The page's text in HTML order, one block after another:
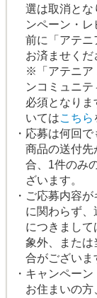
選は取消とな
ンペーン・
前に「アテニ
お済ませくだ
※「アテニア
ンコミュニ
必須となり
いてはこちら
・応募は何回
商品の送付先
合、1件のみ
ざいます。
・ご応募内容
に関わらず
につきまし
象外、または
合がございま
・キャンペー
お住まいの